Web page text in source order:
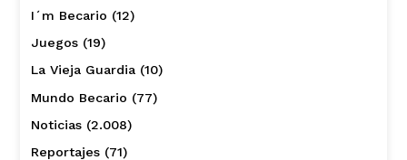
I´m Becario (12)
Juegos(19)
La Vieja Guardia(10)
Mundo Becario (77)
Noticias(2.008)
Reportajes(71)